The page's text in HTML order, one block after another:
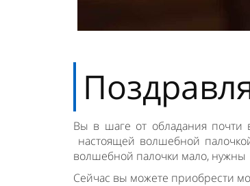
Вы в шаге от обладания почти
настоящей волшебной
волшебной палочки мало, нужны
Сейчас вы можете приобрести